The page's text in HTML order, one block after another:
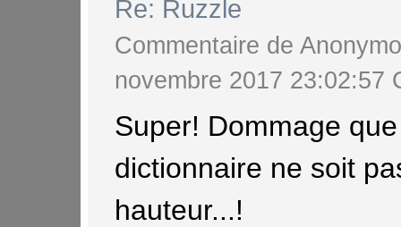
Re: Ruzzle
Commentaire de
novembre 2017 23:02:57
Super! Dommage
dictionnaire ne soit
hauteur...!